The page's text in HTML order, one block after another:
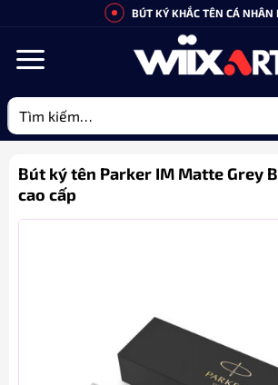
nội
BÚT KÝ KHẮC TÊN CÁ NHÂN
Tìm
kiếm:
Bút ký tên Parker IM Matte Grey
cao cấp